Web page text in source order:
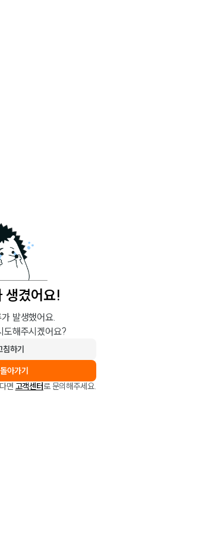
생겼어요!
발생했어요.
도해주시겠어요?
침하기
아가기
면 고객센터로 문의해주세요.